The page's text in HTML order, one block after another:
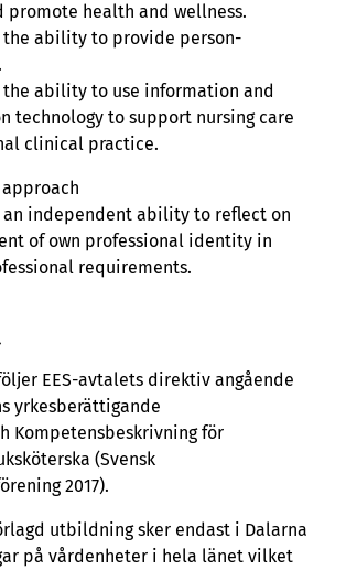
promote health and wellness.
the ability to provide person-
the ability to use information and
technology to support nursing care
clinical practice.
an independent ability to reflect on
of own professional identity in
requirements.
EES-avtalets direktiv angående
yrkesberättigande
Kompetensbeskrivning för
(Svensk
2017).
utbildning sker endast i Dalarna
på vårdenheter i hela länet vilket